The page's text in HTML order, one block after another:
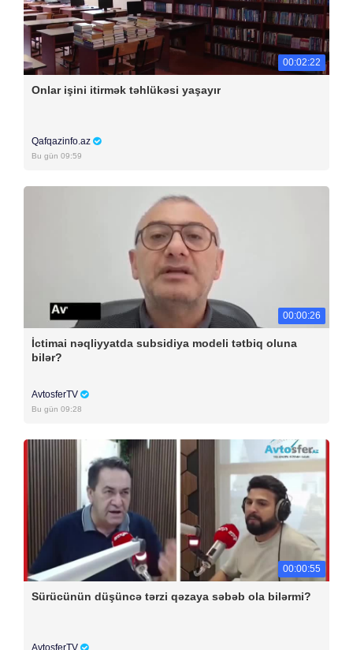
00:02:22
Onlar işini itirmək təhlükəsi yaşayır
Qafqazinfo.az
Bu gün 09:59
00:00:26
İctimai nəqliyyatda subsidiya modeli tətbiq oluna
bilər?
AvtosferTV
Bu gün 09:28
00:00:55
Sürücünün düşüncə tərzi qəzaya səbəb ola bilərmi?
AvtosferTV